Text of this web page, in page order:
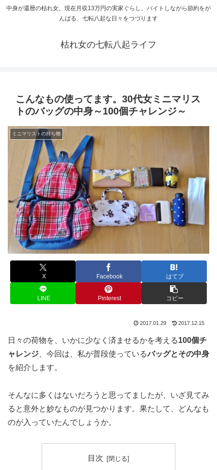
中身が還暦の枯れ女。現在月収13万円の実家ぐらし。バイトしながら節約をが
んばる、七転八起な日々をつづります
枯れ女の七転八起ライフ
こんなもの使ってます。30代女ミニマリス
トのバッグの中身～100個チャレンジ～
ミニマリストの持ち物
X Facebook はてブ
LINE Pinterest コピー
2017.01.29 2017.12.15
日々の荷物を、いかに少なく済ませるかを考える100個チ
ャレンジ 、今回は、私が普段使っているバッグとその中身
を紹介します。
そんなに多くはないだろうと思ってましたが、いざ見てみ
ると意外と妙なものが見つかります。果たして、どんなも
のが入っていたんでしょうか。
目次